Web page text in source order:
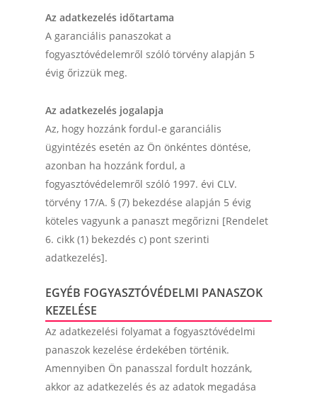
Az adatkezelés időtartama
A garanciális panaszokat a
fogyasztóvédelemről szóló törvény alapján 5
évig őrizzük meg.
Az adatkezelés jogalapja
Az, hogy hozzánk fordul-e garanciális
ügyintézés esetén az Ön önkéntes döntése,
azonban ha hozzánk fordul, a
fogyasztóvédelemről szóló 1997. évi CLV.
törvény 17/A. § (7) bekezdése alapján 5 évig
köteles vagyunk a panaszt megőrizni [Rendelet
6. cikk (1) bekezdés c) pont szerinti
adatkezelés].
EGYÉB FOGYASZTÓVÉDELMI PANASZOK
KEZELÉSE
Az adatkezelési folyamat a fogyasztóvédelmi
panaszok kezelése érdekében történik.
Amennyiben Ön panasszal fordult hozzánk,
akkor az adatkezelés és az adatok megadása